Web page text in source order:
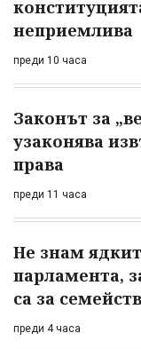
неприемлива
преди 10 часа
Законът за
узаконява
права
преди 11 часа
Не знам
парламента,
са за
преди 4 часа